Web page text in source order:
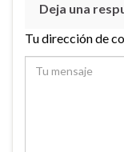
Deja una
Tu dirección de